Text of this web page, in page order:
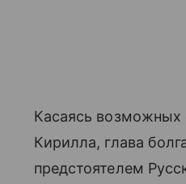
Касаясь возможных
Кирилла, глава
предстоятелем